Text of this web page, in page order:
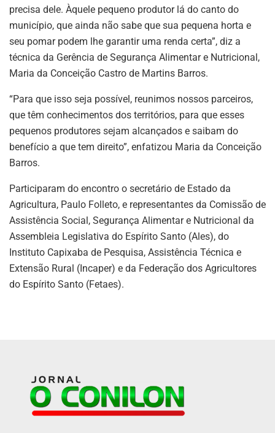
precisa dele. Àquele pequeno produtor lá do canto do
município, que ainda não sabe que sua pequena horta e
seu pomar podem lhe garantir uma renda certa”, diz a
técnica da Gerência de Segurança Alimentar e Nutricional,
Maria da Conceição Castro de Martins Barros.
“Para que isso seja possível, reunimos nossos parceiros,
que têm conhecimentos dos territórios, para que esses
pequenos produtores sejam alcançados e saibam do
benefício a que tem direito”, enfatizou Maria da Conceição
Barros.
Participaram do encontro o secretário de Estado da
Agricultura, Paulo Folleto, e representantes da Comissão de
Assistência Social, Segurança Alimentar e Nutricional da
Assembleia Legislativa do Espírito Santo (Ales), do
Instituto Capixaba de Pesquisa, Assistência Técnica e
Extensão Rural (Incaper) e da Federação dos Agricultores
do Espírito Santo (Fetaes).